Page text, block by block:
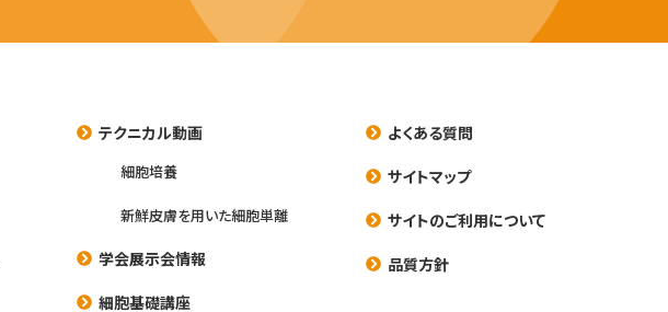
テクニカル動画
細胞培養
新鮮皮膚を用いた細胞単離
学会展示会情報
細胞基礎講座
よくある質問
サイトマップ
サイトのご利用について
品質方針